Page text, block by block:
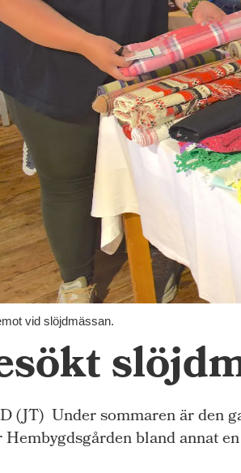
vid slöjdmässan.
(JT) Under sommaren är den
Hembygdsgården bland annat